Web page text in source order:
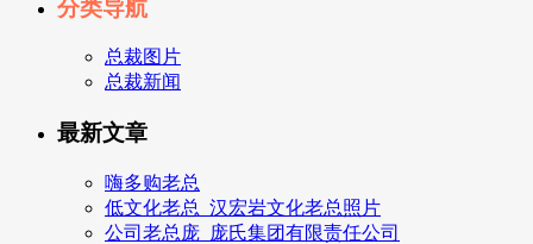
分类导航
总裁图片
总裁新闻
最新文章
嗨多购老总
低文化老总_汉宏岩文化老总照片
公司老总庞_庞氏集团有限责任公司